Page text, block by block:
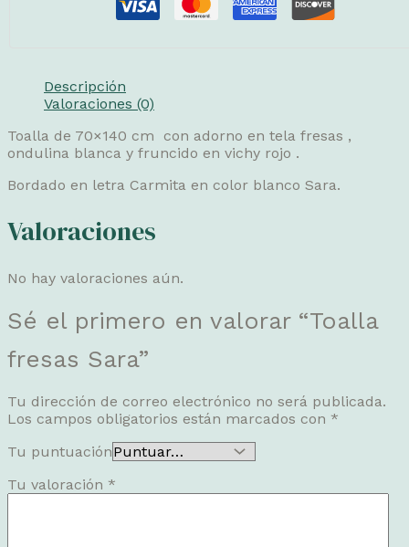
Descripción
Valoraciones (0)
Toalla de 70×140 cm con adorno en tela fresas ,
ondulina blanca y fruncido en vichy rojo .
Bordado en letra Carmita en color blanco Sara.
Valoraciones
No hay valoraciones aún.
Sé el primero en valorar “Toalla
fresas Sara”
Tu dirección de correo electrónico no será publicada.
Los campos obligatorios están marcados con *
Tu puntuación
Tu valoración *